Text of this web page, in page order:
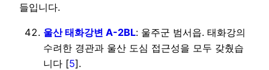
들입니다.
울산 태화강변 A-2BL: 울주군 범서읍. 태화강의
수려한 경관과 울산 도심 접근성을 모두 갖췄습
니다 [5].